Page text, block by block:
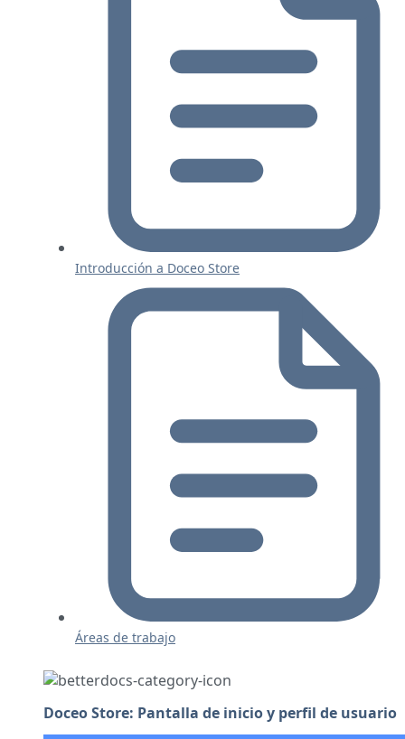
Introducción a Doceo Store
Áreas de trabajo
Doceo Store: Pantalla de inicio y perfil de usuario